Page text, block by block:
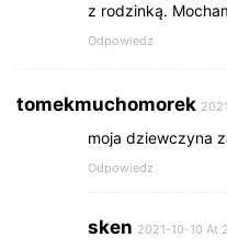
z rodzinką.
Odpowiedz
tomekmuchomorek
moja dziewczyna
Odpowiedz
sken 2021-10-10 At